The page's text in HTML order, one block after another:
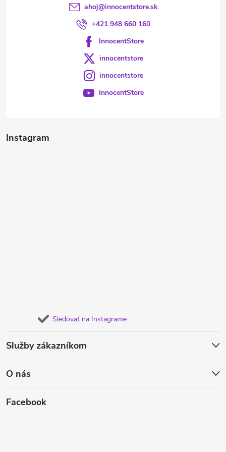
Instagram
Sledovať na Instagrame
Služby zákazníkom
O nás
Facebook
ahoj@innocentstore.sk
+421 948 660 160
InnocentStore
innocentstore
innocentstore
InnocentStore